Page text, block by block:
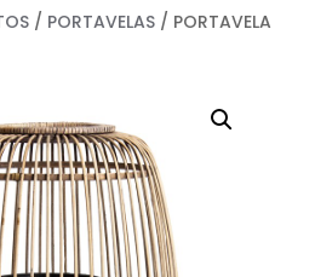
/ PORTAVELAS/ PORTAVELA